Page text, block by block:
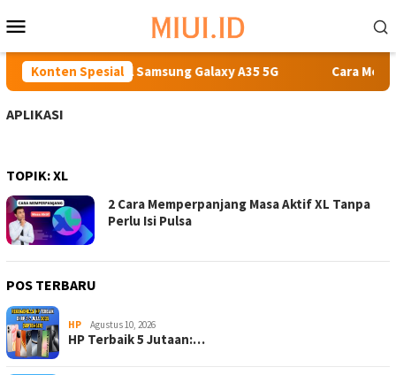
ke
kontenMobile
Konten Spesial
spesifikasi detail Samsung Galaxy A35 5G Cara
APLIKASI
TOPIK:XL
2 Cara Memperpanjang Masa Aktif XL Tanpa
Perlu Isi Pulsa
POS TERBARU
HP Agustus 10, 2026
HP Terbaik 5 Jutaan:…